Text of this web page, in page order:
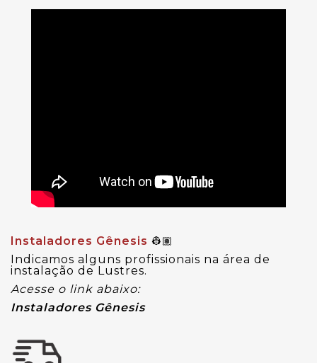
Instaladores Gênesis 👷🏽
Indicamos alguns profissionais na área de
instalação de Lustres.
Acesse o link abaixo:
Instaladores Gênesis